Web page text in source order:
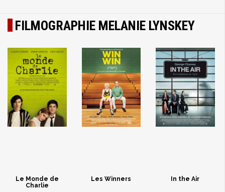
FILMOGRAPHIE MELANIE LYNSKEY
Le Monde de
Charlie
Les Winners In the Air